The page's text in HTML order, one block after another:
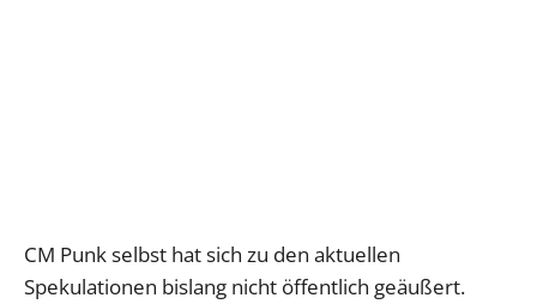
CM Punk selbst hat sich zu den aktuellen
Spekulationen bislang nicht öffentlich geäußert.